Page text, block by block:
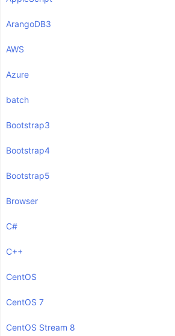
ArangoDB3
AWS
Azure
batch
Bootstrap3
Bootstrap4
Bootstrap5
Browser
C#
C++
CentOS
CentOS 7
CentOS Stream 8